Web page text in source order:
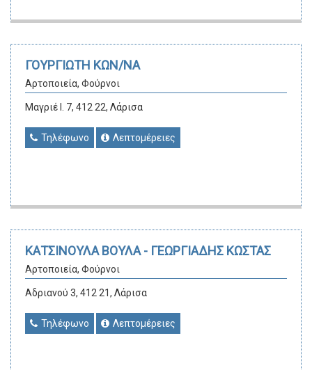
ΓΟΥΡΓΙΩΤΗ ΚΩΝ/ΝΑ
Αρτοποιεία, Φούρνοι
Μαγριέ Ι. 7, 412 22, Λάρισα
Τηλέφωνο Λεπτομέρειες
ΚΑΤΣΙΝΟΥΛΑ ΒΟΥΛΑ - ΓΕΩΡΓΙΑΔΗΣ ΚΩΣΤΑΣ
Αρτοποιεία, Φούρνοι
Αδριανού 3, 412 21, Λάρισα
Τηλέφωνο Λεπτομέρειες